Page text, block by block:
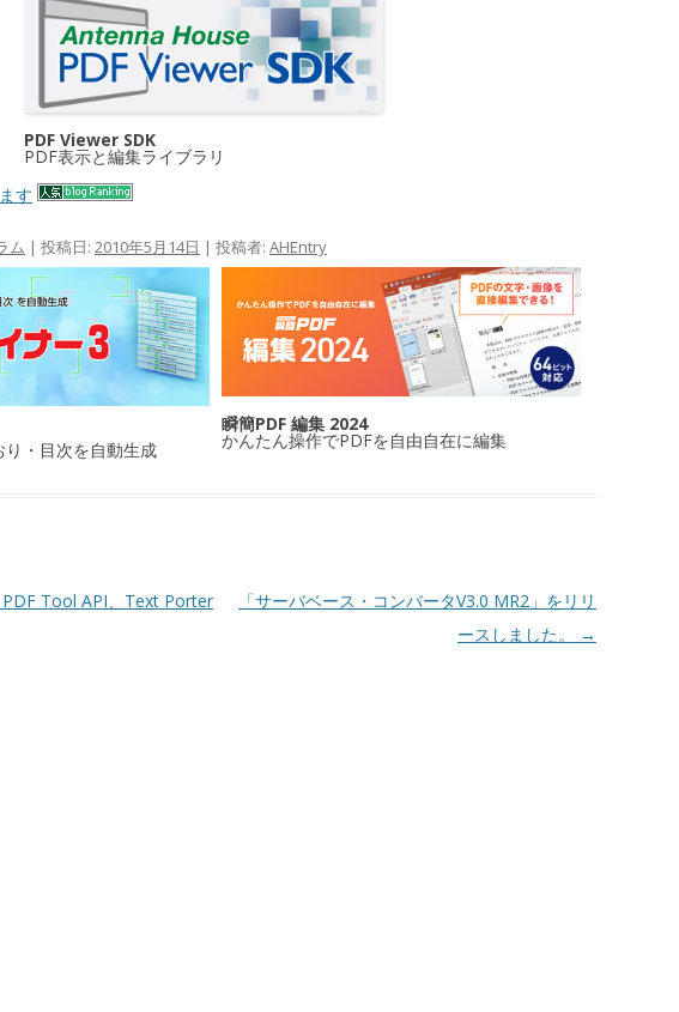
PDF Viewer SDK
PDF表示と編集ライブラリ
す
ム | 投稿日: 2010年5月14日 | 投稿者: AHEntry
・目次を自動生成
瞬簡PDF 編集 2024
かんたん操作でPDFを自由自在に編集
Tool API、Text Porter
「サーバベース・コンバータV3.0 MR2」をリリ
ースしました。
→